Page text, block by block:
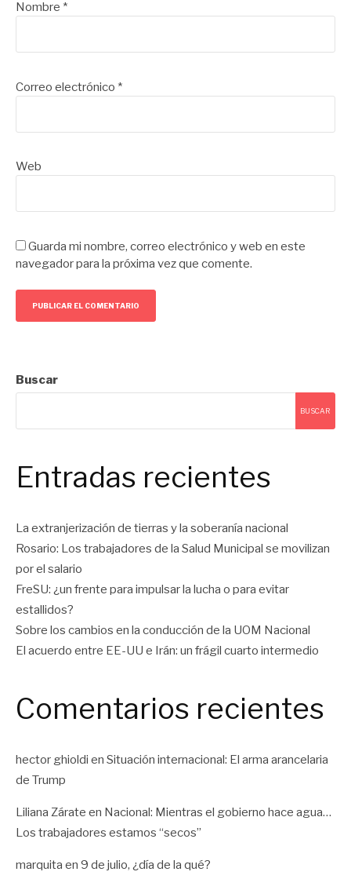
Nombre *
Correo electrónico *
Web
Guarda mi nombre, correo electrónico y web en este
navegador para la próxima vez que comente.
Buscar
BUSCAR
Entradas recientes
La extranjerización de tierras y la soberanía nacional
Rosario: Los trabajadores de la Salud Municipal se movilizan
por el salario
FreSU: ¿un frente para impulsar la lucha o para evitar
estallidos?
Sobre los cambios en la conducción de la UOM Nacional
El acuerdo entre EE-UU e Irán: un frágil cuarto intermedio
Comentarios recientes
hector ghioldi en Situación internacional: El arma arancelaria
de Trump
Liliana Zárate en Nacional: Mientras el gobierno hace agua…
Los trabajadores estamos “secos”
marquita en 9 de julio, ¿día de la qué?